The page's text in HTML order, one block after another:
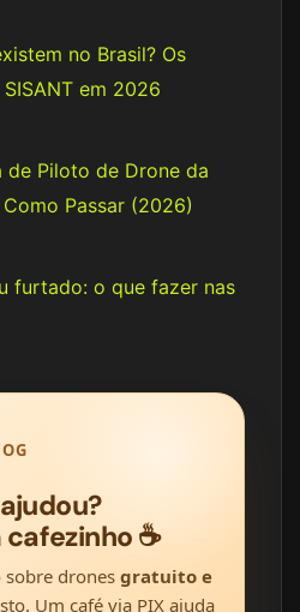
no Brasil? Os
em 2026
de Piloto de Drone da
Passar (2026)
furtado: o que fazer nas
☕
dronesgratuito e
Um café via PIX ajuda